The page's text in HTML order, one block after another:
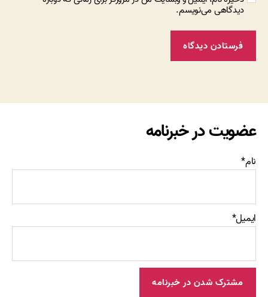
دیدگاهی می‌نویسم.
عضویت در خبرنامه
نام*
ایمیل*